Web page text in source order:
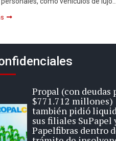
Propal (con deudas
$771.712 millones)
también pidió
sus filiales SuPapel
Papelfibras dentro